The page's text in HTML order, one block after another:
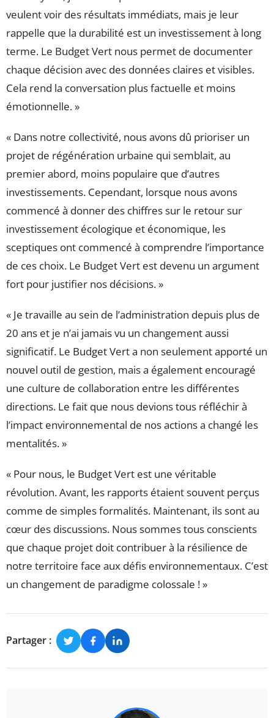
veulent voir des résultats immédiats, mais je leur
rappelle que la durabilité est un investissement à long
terme. Le Budget Vert nous permet de documenter
chaque décision avec des données claires et visibles.
Cela rend la conversation plus factuelle et moins
émotionnelle. »
« Dans notre collectivité, nous avons dû prioriser un
projet de régénération urbaine qui semblait, au
premier abord, moins populaire que d’autres
investissements. Cependant, lorsque nous avons
commencé à donner des chiffres sur le retour sur
investissement écologique et économique, les
sceptiques ont commencé à comprendre l’importance
de ces choix. Le Budget Vert est devenu un argument
fort pour justifier nos décisions. »
« Je travaille au sein de l’administration depuis plus de
20 ans et je n’ai jamais vu un changement aussi
significatif. Le Budget Vert a non seulement apporté un
nouvel outil de gestion, mais a également encouragé
une culture de collaboration entre les différentes
directions. Le fait que nous devions tous réfléchir à
l’impact environnemental de nos actions a changé les
mentalités. »
« Pour nous, le Budget Vert est une véritable
révolution. Avant, les rapports étaient souvent perçus
comme de simples formalités. Maintenant, ils sont au
cœur des discussions. Nous sommes tous conscients
que chaque projet doit contribuer à la résilience de
notre territoire face aux défis environnementaux. C’est
un changement de paradigme colossale ! »
Partager :